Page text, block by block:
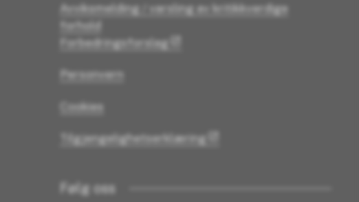
Avviksmelding / varsling av kritikkverdige
forhold
Forbedringsforslag
Personvern
Cookies
Tilgjengelighetserklæring
Følg oss